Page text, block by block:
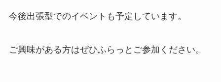
今後出張型でのイベントも予定しています。
ご興味がある方はぜひふらっとご参加ください。